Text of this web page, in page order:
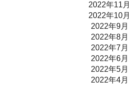
2022年11月
2022年10月
2022年9月
2022年8月
2022年7月
2022年6月
2022年5月
2022年4月